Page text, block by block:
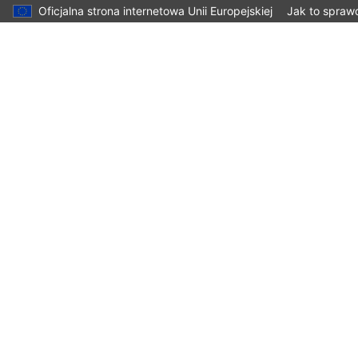
Oficjalna strona internetowa Unii Europejskiej Jak to